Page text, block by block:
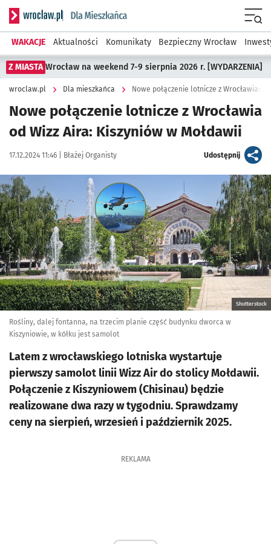
Serwis informacyjny wroclaw.pl podserwis: Dla mieszkańca
WAKACJE Aktualności Komunikaty Bezpieczny Wrocław
Z MIASTA Wrocław na weekend 7-9 sierpnia 2026 r. [WYDARZENIA]
wroclaw.pl Dla mieszkańca Nowe połączenie lotnicze z Wrocławia:
Nowe połączenie lotnicze z Wrocławia
od Wizz Aira: Kiszyniów w Mołdawii
Data publikacji:
17.12.2024 11:46 | Autor:
Błażej Organisty Udostępnijartykuł
Kliknij, aby powiększyć
Shutterstock
Rośliny, dalej fontanna, na trzecim planie część budynku dworca w
Kiszyniowie, w kółku jest samolot
Latem z wrocławskiego lotniska wystartuje
pierwszy samolot linii Wizz Air do stolicy Mołdawii.
Połączenie z Kiszyniowem (Chisinau) będzie
realizowane dwa razy w tygodniu. Sprawdzamy
ceny na sierpień, wrzesień i październik 2025.
REKLAMA